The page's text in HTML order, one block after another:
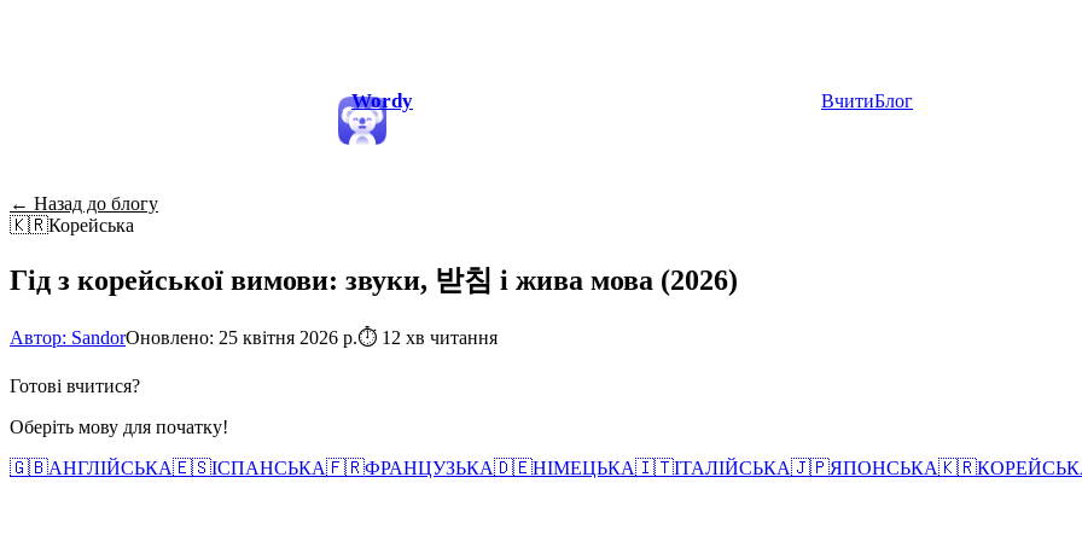
Wordy ВчитиБлог
← Назад до блогу
🇰🇷Корейська
Гід з корейської вимови: звуки, 받침 і жива мова (2026)
Автор: SandorОновлено: 25 квітня 2026 р.⏱ 12 хв читання
Готові вчитися?
Оберіть мову для початку!
🇬🇧АНГЛІЙСЬКА🇪🇸ІСПАНСЬКА🇫🇷ФРАНЦУЗЬКА🇩🇪НІМЕЦЬКА🇮🇹ІТАЛІЙСЬКА🇯🇵ЯПОНСЬКА🇰🇷